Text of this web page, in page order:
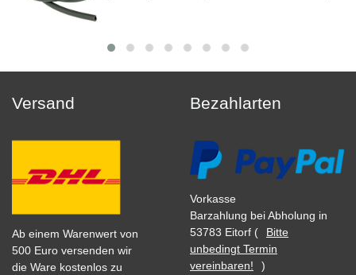
Versand
Ab einem Warenwert von
500 Euro versenden wir
die Ware kostenlos zu
Bezahlarten
Vorkasse
Barzahlung bei Abholung in
53783 Eitorf (
Bitte
unbedingt Termin
vereinbaren!
)